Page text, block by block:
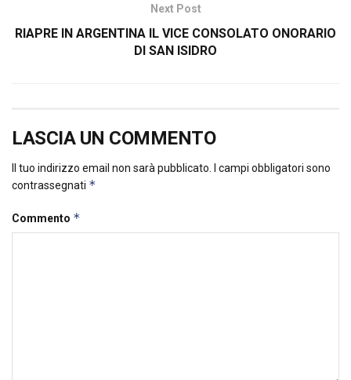
Next Post
RIAPRE IN ARGENTINA IL VICE CONSOLATO ONORARIO
DI SAN ISIDRO
LASCIA UN COMMENTO
Il tuo indirizzo email non sarà pubblicato.
I campi obbligatori sono
contrassegnati *
Commento *